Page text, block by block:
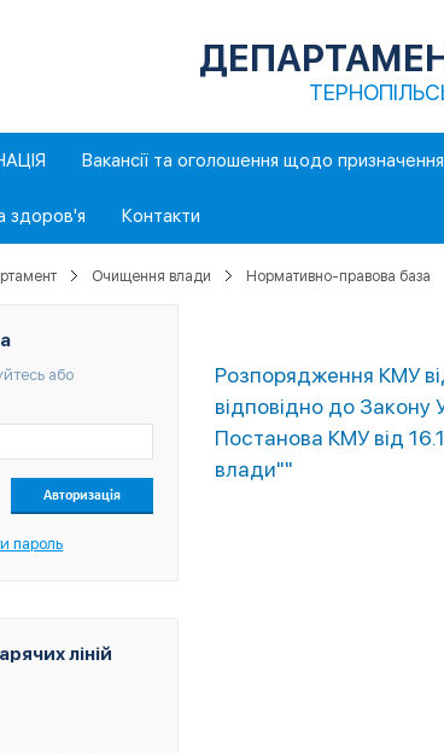
Вакансії та оголошення щодо призначення
здоров'я Контакти
Очищення влади Нормативно-правова база
або
пароль
ліній
Розпорядження КМУ
відповідно до
Постанова КМУ від
влади""